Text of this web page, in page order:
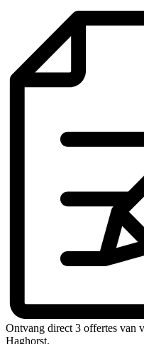
Ontvang direct 3 offertes van
Haghorst.